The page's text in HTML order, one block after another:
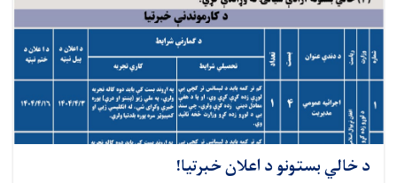
د خالي بستونو د اعلان خبرتیا!